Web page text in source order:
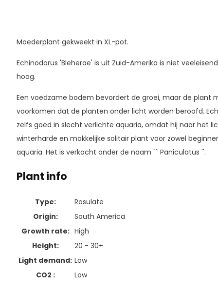
Moederplant gekweekt in XL-pot.
Echinodorus 'Bleherae' is uit Zuid-Amerika is niet
hoog.
Een voedzame bodem bevordert de groei, maar de plant
voorkomen dat de planten onder licht worden beroofd.
zelfs goed in slecht verlichte aquaria, omdat hij naar het
winterharde en makkelijke solitair plant voor zowel
aquaria. Het is verkocht onder de naam `` Paniculatus ''.
Plant info
Type:
Rosulate
Origin:
South America
Growth rate: High
Height:
20 - 30+
Light demand: Low
CO2 :
Low